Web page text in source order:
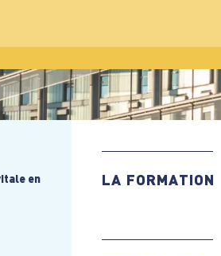
en
LA FORMATION